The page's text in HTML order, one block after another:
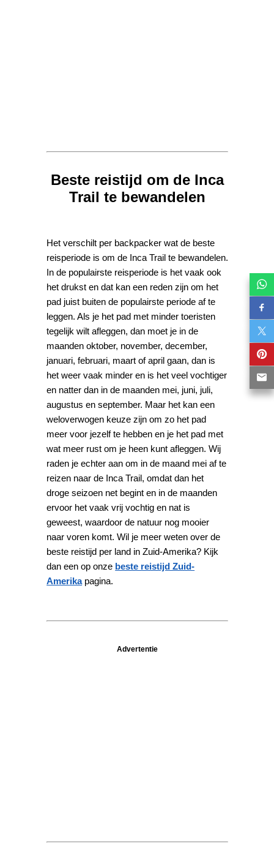
Beste reistijd om de Inca
Trail te bewandelen
Het verschilt per backpacker wat de beste
reisperiode is om de Inca Trail te bewandelen.
In de populairste reisperiode is het vaak ook
het drukst en dat kan een reden zijn om het
pad juist buiten de populairste periode af te
leggen. Als je het pad met minder toeristen
tegelijk wilt afleggen, dan moet je in de
maanden oktober, november, december,
januari, februari, maart of april gaan, dan is
het weer vaak minder en is het veel vochtiger
en natter dan in de maanden mei, juni, juli,
augustus en september. Maar het kan een
weloverwogen keuze zijn om zo het pad
meer voor jezelf te hebben en je het pad met
wat meer rust om je heen kunt afleggen. Wij
raden je echter aan om in de maand mei af te
reizen naar de Inca Trail, omdat dan het
droge seizoen net begint en in de maanden
ervoor het vaak vrij vochtig en nat is
geweest, waardoor de natuur nog mooier
naar voren komt. Wil je meer weten over de
beste reistijd per land in Zuid-Amerika? Kijk
dan een op onze beste reistijd Zuid-
Amerikapagina.
Advertentie